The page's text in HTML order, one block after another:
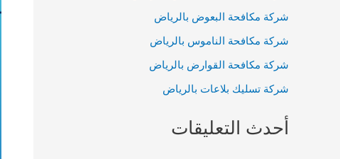
شركة مكافحة البعوض بالرياض
شركة مكافحة الناموس بالرياض
شركة مكافحة القوارض بالرياض
شركة تسليك بلاعات بالرياض
أحدث التعليقات